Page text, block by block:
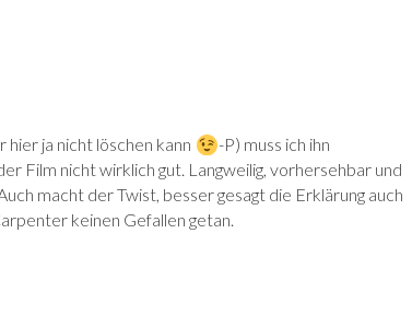
ja nicht löschen kann
-P) muss ich ihn
Film nicht wirklich gut. Langweilig, vorhersehbar und
macht der Twist, besser gesagt die Erklärung auch
keinen Gefallen getan.